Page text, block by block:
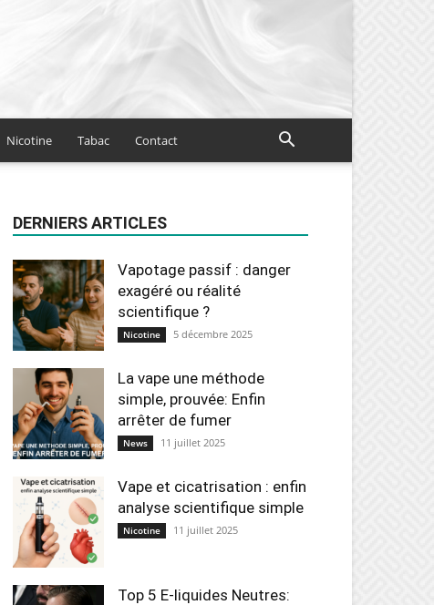
Nicotine Tabac Contact
DERNIERS ARTICLES
Vapotage passif : danger
exagéré ou réalité
scientifique ?
Nicotine 5 décembre 2025
La vape une méthode
simple, prouvée: Enfin
arrêter de fumer
News 11 juillet 2025
Vape et cicatrisation : enfin
analyse scientifique simple
Nicotine 11 juillet 2025
Top 5 E-liquides Neutres: